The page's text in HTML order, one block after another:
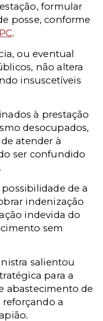
formular
posse, conforme
.
ou eventual
não altera
insuscetíveis
à prestação
desocupados,
atender à
ser confundido
possibilidade de a
indenização
indevida do
sem
salientou
para a
abastecimento de
a